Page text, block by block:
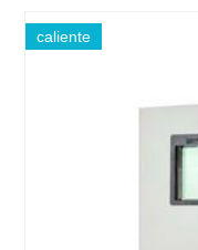
caliente